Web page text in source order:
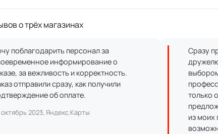
о трёх магазинах
поблагодарить персонал за
информирование о
за вежливость и корректность.
отправили сразу, как получили
об оплате.
октябрь 2023, Яндекс.Карты
Сразу
только
из моих